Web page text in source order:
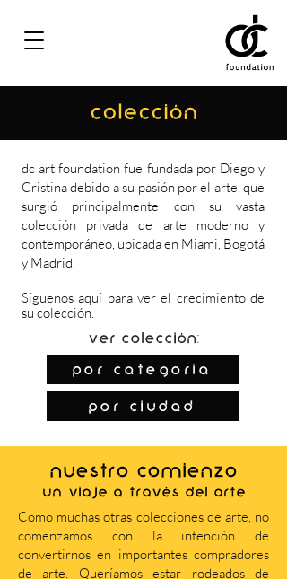
COLECCIÓN
dc art foundation fue fundada por Diego y
Cristina debido a su pasión por el arte, que
surgió principalmente con su vasta
colección privada de arte moderno y
contemporáneo, ubicada en Miami, Bogotá
y Madrid.
Síguenosaquí para ver el crecimiento de
su colección.
Ver colección:
por categoría
por ciudad
NUESTRO COMIENZO
Un viaje a través del arte
Como muchas otras colecciones de arte, no
comenzamos con la intención de
convertirnos en importantes compradores
de arte. Queríamos estar rodeados de